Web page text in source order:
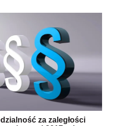
za zaległości